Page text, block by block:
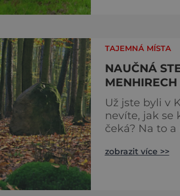
TAJEMNÁ MÍSTA
NAUČNÁ
MENHIRECH
Už jste byli v
nevíte, jak se
čeká? Na to
ústeckého
zobrazit více >>